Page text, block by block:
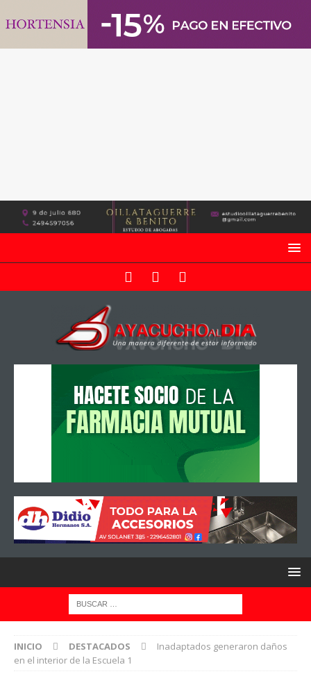
INICIO DESTACADOS
Inadaptados generaron daños
en el interior de la Escuela 1